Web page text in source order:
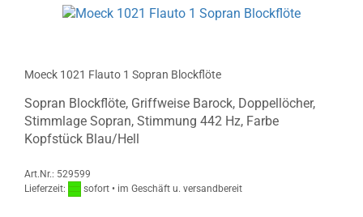
Moeck 1021 Flauto 1 Sopran Blockflöte
Sopran Blockflöte, Griffweise Barock, Doppellöcher,
Stimmlage Sopran, Stimmung 442 Hz, Farbe
Kopfstück Blau/Hell
Art.Nr.: 529599
Lieferzeit:
sofort • im Geschäft u. versandbereit